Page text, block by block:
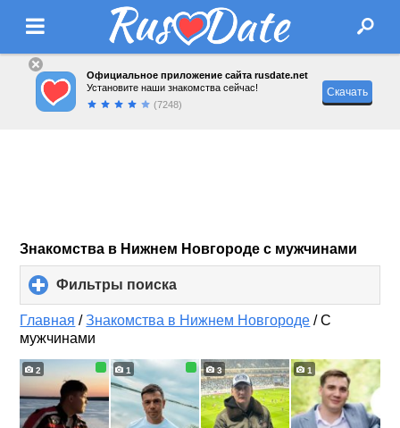
Официальное приложение сайта rusdate.net
Установите наши знакомства сейчас!
(7248)
Скачать
Знакомства в Нижнем Новгороде с мужчинами
Фильтры поиска
to
expand
Главная /Знакомства в Нижнем Новгороде /С
мужчинами
2 1 3 1